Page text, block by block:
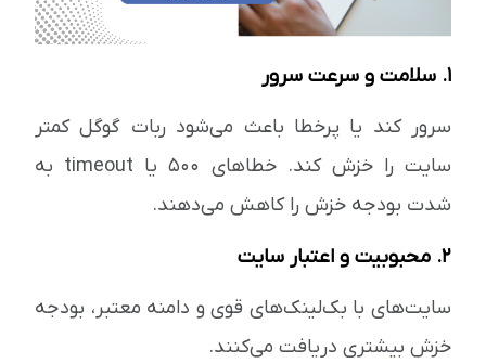
۱. سلامت و سرعت سرور
سرور کند یا پرخطا باعث می‌شود ربات گوگل کمتر
سایت را خزش کند. خطاهای ۵۰۰ یا timeout به
شدت بودجه خزش را کاهش می‌دهند.
۲. محبوبیت و اعتبار سایت
سایت‌های با بک‌لینک‌های قوی و دامنه معتبر، بودجه
خزش بیشتری دریافت می‌کنند.